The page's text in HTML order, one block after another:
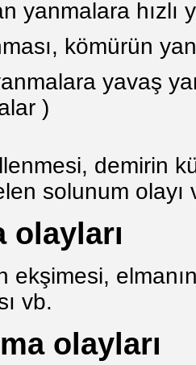
yanmalara hızlı
kömürün
yavaş
)
demirin
solunum olayı
olayları
ekşimesi,
vb.
olayları